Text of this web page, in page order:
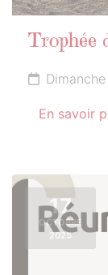
Trophée
En savoir
17
OCTOBRE
2025